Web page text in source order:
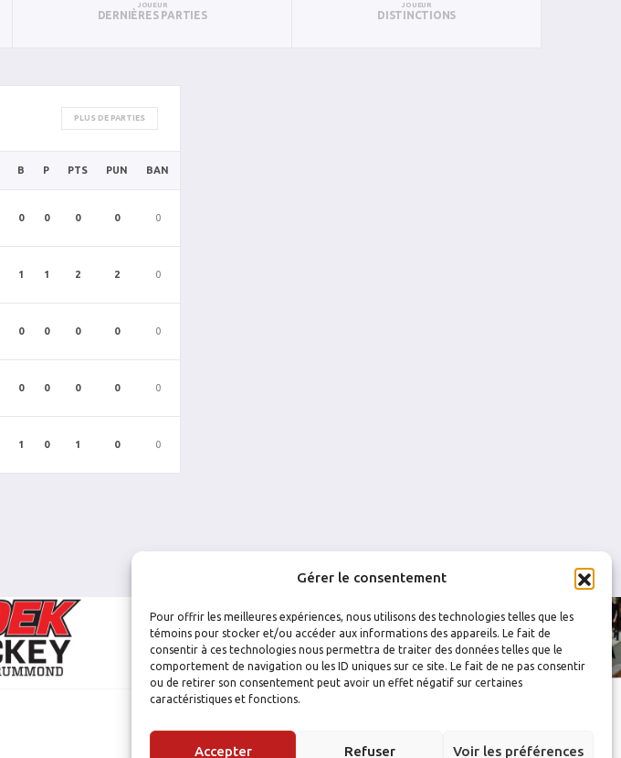
Gérer le consentement
Pour offrir les meilleures expériences, nous utilisons des technologies telles que les
témoins pour stocker et/ou accéder aux informations des appareils. Le fait de
consentir à ces technologies nous permettra de traiter des données telles que le
comportement de navigation ou les ID uniques sur ce site. Le fait de ne pas consentir
ou de retirer son consentement peut avoir un effet négatif sur certaines
caractéristiques et fonctions.
Accepter Refuser Voir les préférences
JOUEUR
DERNIÈRES PARTIES
JOUEUR
DISTINCTIONS
PLUS DE PARTIES
B P PTS PUN BAN
0 0 0 0 0
1 1 2 2 0
0 0 0 0 0
0 0 0 0 0
1 0 1 0 0